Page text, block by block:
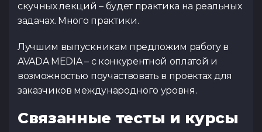
скучных лекций – будет практика на реальных
задачах. Много практики.
Лучшим выпускникам предложим работу в
AVADA MEDIA – с конкурентной оплатой и
возможностью поучаствовать в проектах для
заказчиков международного уровня.
Связанные тесты и курсы